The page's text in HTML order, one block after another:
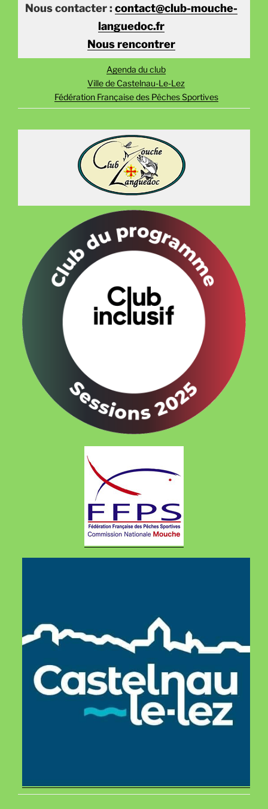
Nous contacter : contact@club-mouche-
languedoc.fr
Nous rencontrer
Agenda du club
Ville de Castelnau-Le-Lez
Fédération Française des Pêches Sportives